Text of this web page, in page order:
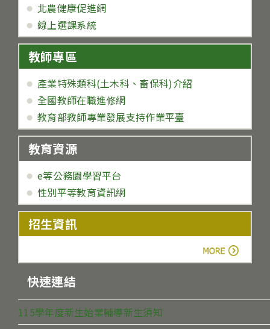
北農健康促進網
線上選課系統
教師專區
產業特殊類科(土木科、畜保科)介紹
全國教師在職進修網
教育部教師專業發展支持作業平臺
教育資源
e等公務園學習平台
性別平等教育資訊網
招生資訊
快速連結
115學年度新生始業輔導新生須知